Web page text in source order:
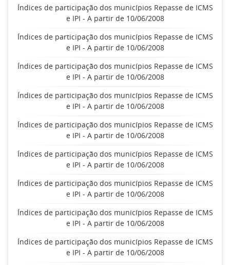
Índices de participação dos municípios Repasse de ICMS
e IPI - A partir de 10/06/2008
Índices de participação dos municípios Repasse de ICMS
e IPI - A partir de 10/06/2008
Índices de participação dos municípios Repasse de ICMS
e IPI - A partir de 10/06/2008
Índices de participação dos municípios Repasse de ICMS
e IPI - A partir de 10/06/2008
Índices de participação dos municípios Repasse de ICMS
e IPI - A partir de 10/06/2008
Índices de participação dos municípios Repasse de ICMS
e IPI - A partir de 10/06/2008
Índices de participação dos municípios Repasse de ICMS
e IPI - A partir de 10/06/2008
Índices de participação dos municípios Repasse de ICMS
e IPI - A partir de 10/06/2008
Índices de participação dos municípios Repasse de ICMS
e IPI - A partir de 10/06/2008